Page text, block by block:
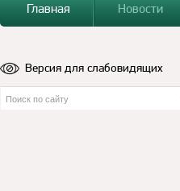
Главная
Новости
Версия для слабовидящих